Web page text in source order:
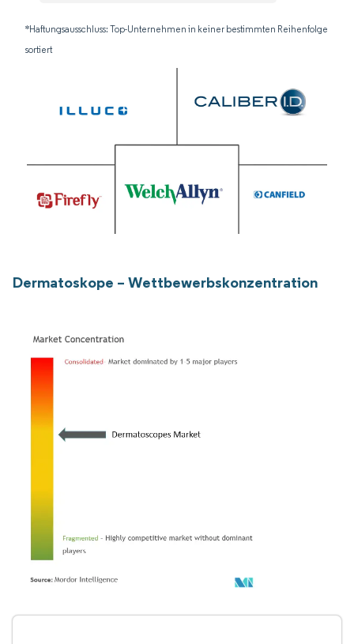
*Haftungsausschluss: Top-Unternehmen in keiner bestimmten Reihenfolge
sortiert
Dermatoskope – Wettbewerbskonzentration